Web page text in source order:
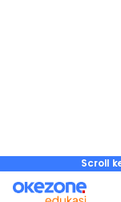
Scroll